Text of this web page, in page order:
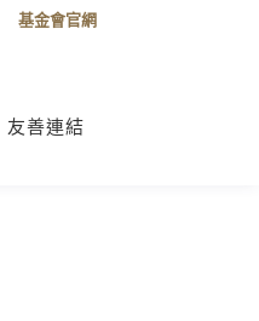
基金會官網
友善連結